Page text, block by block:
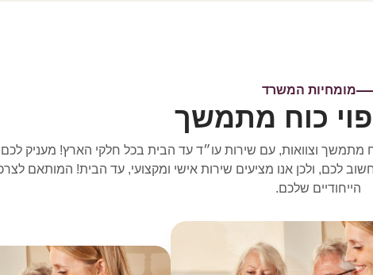
מומחיות המשרד
כוח מתמשך
מתמשך וצוואות, עם שירות עו״ד עד הבית בכל חלקי הארץ! מעניק
לכם, ולכן אנו מציעים שירות אישי ומקצועי, עד הבית! המותאם
הייחודיים שלכם.